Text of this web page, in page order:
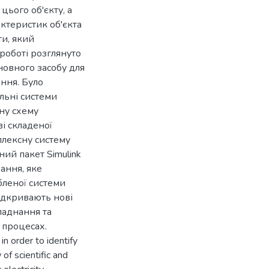
об'єкту, а
об'єкта
який
розглянуто
засобу для
Було
системи
схему
складеної
систему
пакет Simulink
яке
системи
нові
та
order to identify
scientific and